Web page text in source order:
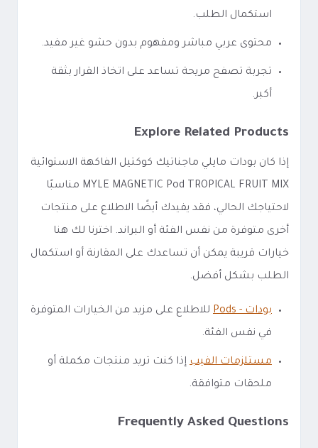
استكمال الطلب.
محتوى عربي مباشر ومفهوم بدون حشو غير مفيد.
تجربة تصفح مريحة تساعد على اتخاذ القرار بثقة
أكبر.
Explore Related Products
إذا كان بودات مايلي ماجناتيك كوكتيل الفاكهة الاستوائية
MYLE MAGNETIC Pod TROPICAL FRUIT MIX مناسبًا
لاحتياجك الحالي، فقد يفيدك أيضًا الاطلاع على منتجات
أخرى متوفرة من نفس الفئة أو البراند. اخترنا لك هنا
خيارات قريبة يمكن أن تساعدك على المقارنة أو استكمال
الطلب بشكل أفضل.
بودات - Pods
للاطلاع على مزيد من الخيارات المتوفرة
في نفس الفئة.
مستلزمات الفيب إذا كنت تريد منتجات مكملة أو
ملحقات متوافقة.
Frequently Asked Questions